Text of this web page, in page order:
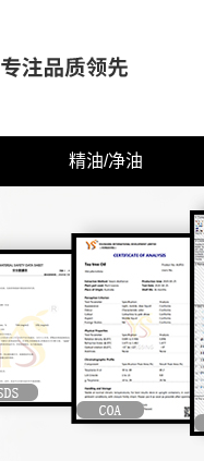
精油/净油
武汉花香型精油
武汉草叶香型精油
武汉木质香型精油
武汉树脂香型精油
武汉药草香型精油